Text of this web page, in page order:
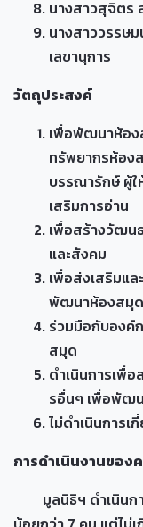
นางสาวสุจิตร
นางสาววรรษ
เลขานุก
วัตถุประสงค์
เพื่อพัฒนาห้อง
ทรัพยากรห้อง
บรรณารักษ์ ผู้
เสริมการอ่าน
เพื่อสร้างวัฒน
และสังคม
เพื่อส่งเสริมแ
พัฒนาห้องสมุด
ร่วมมือกับองค์
สมุด
ดำเนินการเพื่
รอื่นๆ เพื่อพัฒ
ไม่ดำเนินการเ
การดำเนินงานขอ
มูลนิธิฯ ดำเนิน